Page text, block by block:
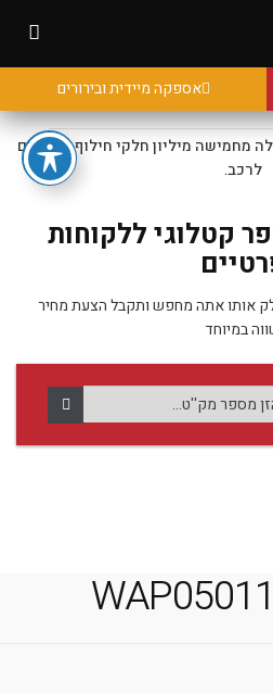
אספקה מיידית ובירורים
מחמישה מיליון חלקי חילוף מקוריים
לרכב.
קטלוגי ללקוחות
אותו אתה מחפש ותקבל הצעת מחיר
במיוחד